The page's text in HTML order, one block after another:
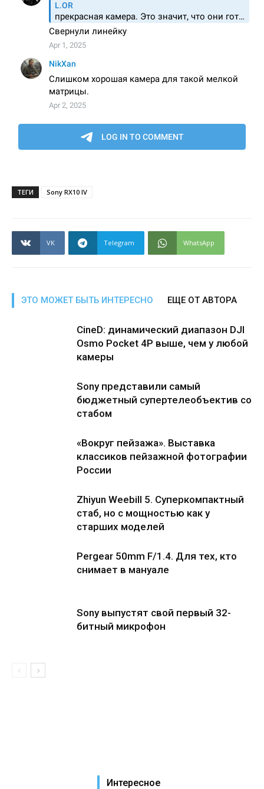
ТЕГИ Sony RX10 IV
VK Telegram WhatsApp
ЭТО МОЖЕТ БЫТЬ ИНТЕРЕСНО ЕЩЕ ОТ АВТОРА
CineD: динамический диапазон DJI
Osmo Pocket 4P выше, чем у любой
камеры
Sony представили самый
бюджетный супертелеобъектив со
стабом
«Вокруг пейзажа». Выставка
классиков пейзажной фотографии
России
Zhiyun Weebill 5. Cуперкомпактный
стаб, но с мощностью как у
старших моделей
Pergear 50mm F/1.4. Для тех, кто
снимает в мануале
Sony выпустят свой первый 32-
битный микрофон
Интересное